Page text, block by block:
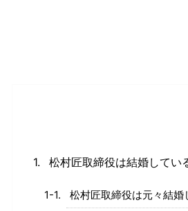
松村匠取締役は結婚してい
松村匠取締役は元々結婚